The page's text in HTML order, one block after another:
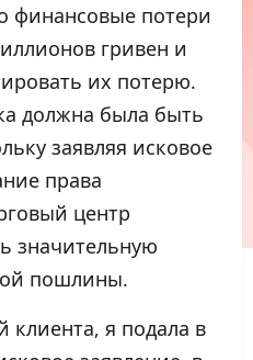
финансовые потери
гривен и
их потерю.
должна была быть
заявляя исковое
права
центр
значительную
пошлины.
клиента, я подала в